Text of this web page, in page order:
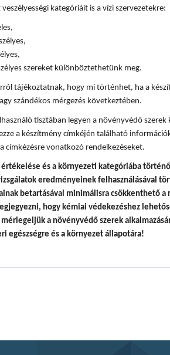
kategóriáit is a vízi szervezetekre:
szereket különböztethetünk meg.
tájékoztatnak, hogy mi történhet, ha a
szándékos mérgezés következtében.
tisztában legyen a növényvédő
a készítmény címkéjén található
címkézésre vonatkozó rendelkezéseket.
és a környezeti kategóriába
eredményeinek felhasználásával
betartásával minimálisra csökkenthető a
hogykémiai védekezéshez
a növényvédő szerek
egészségre és a környezet állapotára!